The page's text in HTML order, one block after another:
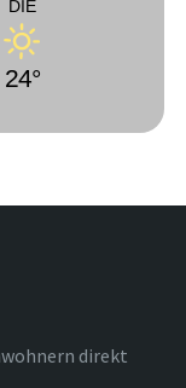
DIE
24°
direkt